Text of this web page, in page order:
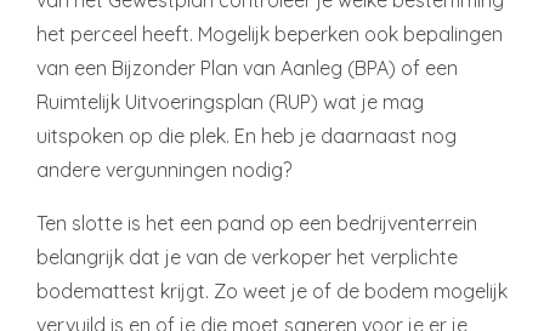
het perceel heeft. Mogelijk beperken ook bepalingen
van een Bijzonder Plan van Aanleg (BPA) of een
Ruimtelijk Uitvoeringsplan (RUP) wat je mag
uitspoken op die plek. En heb je daarnaast nog
andere vergunningen nodig?
Ten slotte is het een pand op een bedrijventerrein
belangrijk dat je van de verkoper het verplichte
bodemattest krijgt. Zo weet je of de bodem mogelijk
vervuild is en of je die moet saneren voor je er je